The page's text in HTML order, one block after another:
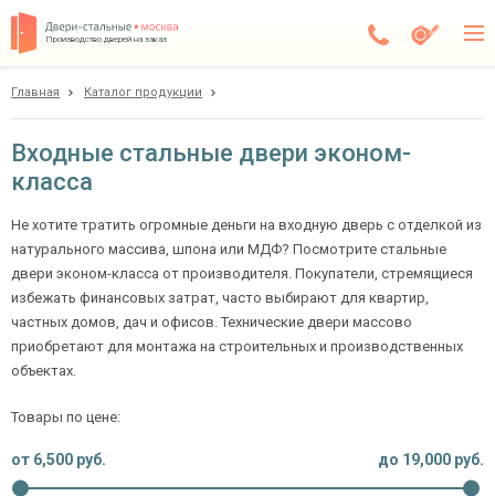
Производство дверей на заказ
Доставка
Установка
Галерея
Акции
Покупателям
О компании
Главная Каталог продукции
Входные стальные двери эконом-
класса
Не хотите тратить огромные деньги на входную дверь с отделкой из
натурального массива, шпона или МДФ? Посмотрите стальные
двери эконом-класса от производителя. Покупатели, стремящиеся
избежать финансовых затрат, часто выбирают для квартир,
частных домов, дач и офисов. Технические двери массово
приобретают для монтажа на строительных и производственных
объектах.
Товары по цене:
от 6,500 руб. до 19,000 руб.